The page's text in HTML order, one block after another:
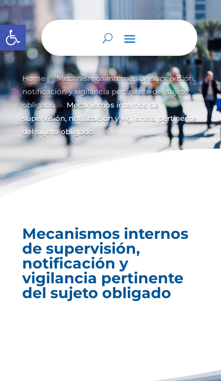
Abrir barra de herramientas
Home 9 Mecanismos internos de supervisión,
notificación y vigilancia pertinente del sujeto
obligado 9 Mecanismos internos de
supervisión, notificación y vigilancia pertinente
del sujeto obligado
Mecanismos internos
de supervisión,
notificación y
vigilancia pertinente
del sujeto obligado